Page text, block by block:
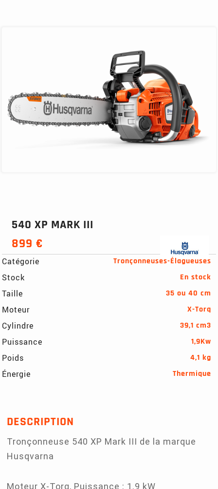
540 XP MARK III
899 €
Catégorie
Tronçonneuses-Élagueuses
Stock
En stock
Taille
35 ou 40 cm
Moteur
X-Torq
Cylindre
39,1 cm3
Puissance
1,9Kw
Poids
4,1 kg
Énergie
Thermique
DESCRIPTION
Tronçonneuse 540 XP Mark III de la marque
Husqvarna
Moteur X-Torq, Puissance : 1.9 kW